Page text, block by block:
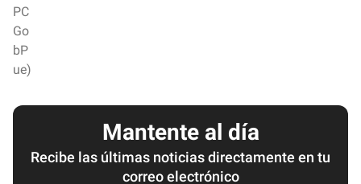
PC
Go
bP
ue)
Mantente al día
Recibe las últimas noticias directamente en tu
correo electrónico